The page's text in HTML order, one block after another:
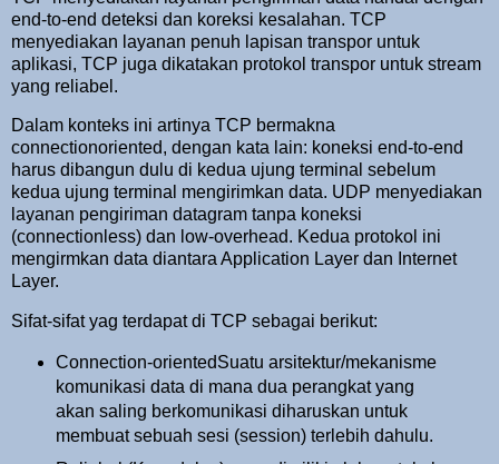
end-to-end deteksi dan koreksi kesalahan. TCP
menyediakan layanan penuh lapisan transpor untuk
aplikasi, TCP juga dikatakan protokol transpor untuk stream
yang reliabel.
Dalam konteks ini artinya TCP bermakna
connectionoriented, dengan kata lain: koneksi end-to-end
harus dibangun dulu di kedua ujung terminal sebelum
kedua ujung terminal mengirimkan data. UDP menyediakan
layanan pengiriman datagram tanpa koneksi
(connectionless) dan low-overhead. Kedua protokol ini
mengirmkan data diantara Application Layer dan Internet
Layer.
Sifat-sifat yag terdapat di TCP sebagai berikut:
Connection-orientedSuatu arsitektur/mekanisme
komunikasi data di mana dua perangkat yang
akan saling berkomunikasi diharuskan untuk
membuat sebuah sesi (session) terlebih dahulu.